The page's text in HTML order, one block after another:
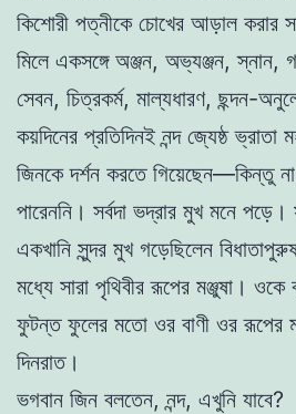
কিশোরী পত্নীকে চোখের আড়াল করার
মিলে একসঙ্গে অঞ্জন, অভ্যঞ্জন, স্নান,
সেবন, চিত্রকর্ম, মাল্যধারণ, ছন্দন-
কয়দিনের প্রতিদিনই নন্দ জ্যেষ্ঠ
জিনকে দর্শন করতে গিয়েছেন—কিন্তু
পারেননি। সর্বদা ভদ্রার মুখ মনে
একখানি সুন্দর মুখ গড়েছিলেন
মধ্যে সারা পৃথিবীর রূপের মঞ্জুষা।
ফুটন্ত ফুলের মতো ওর বাণী ওর রূপের
দিনরাত।
ভগবান জিন বলতেন, নন্দ, এখুনি যাবে?